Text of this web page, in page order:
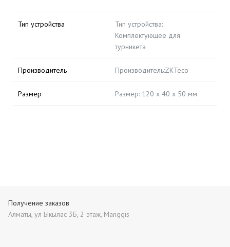
Тип устройства
Тип устройства:
Комплектующее для
турникета
Производитель Производитель:ZKTeco
Размер Размер: 120 х 40 х 50 мм
Получение заказов
Алматы, ул Ыкылас 3Б, 2 этаж, Manggis